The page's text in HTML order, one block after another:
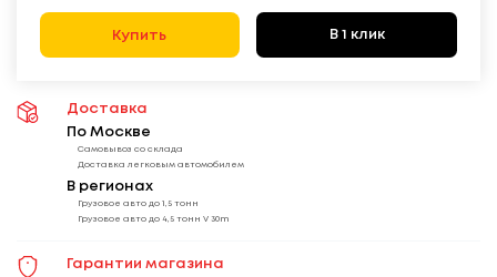
Купить В 1 клик
Доставка
По Москве
Самовывоз со склада
Доставка легковым автомобилем
В регионах
Грузовое авто до 1,5 тонн
Грузовое авто до 4,5 тонн V 30m
Гарантии магазина